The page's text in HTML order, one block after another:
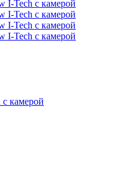
камерой